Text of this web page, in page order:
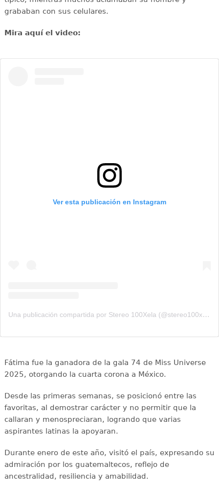
grababan con sus celulares.
Mira aquí el video:
Ver esta publicación en Instagram
Una publicación compartida por Stereo 100Xela (@stereo100xela)
Fátima fue la ganadora de la gala 74 de Miss Universe
2025, otorgando la cuarta corona a México.
Desde las primeras semanas, se posicionó entre las
favoritas, al demostrar carácter y no permitir que la
callaran y menospreciaran, logrando que varias
aspirantes latinas la apoyaran.
Durante enero de este año, visitó el país, expresando su
admiración por los guatemaltecos, reflejo de
ancestralidad, resiliencia y amabilidad.